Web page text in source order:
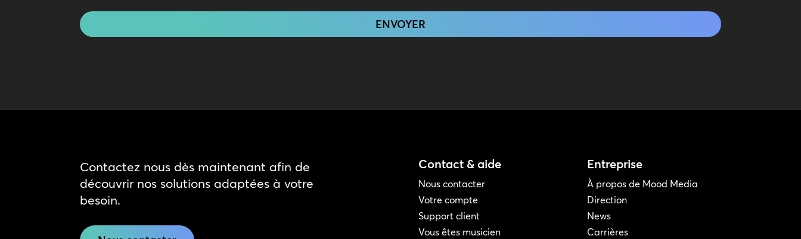
Contactez nous dès maintenant afin de
découvrir nos solutions adaptées à votre
besoin.
Contact & aide
Nous contacter
Votre compte
Support client
Vous êtes musicien
Entreprise
À propos de Mood Media
Direction
News
Carrières